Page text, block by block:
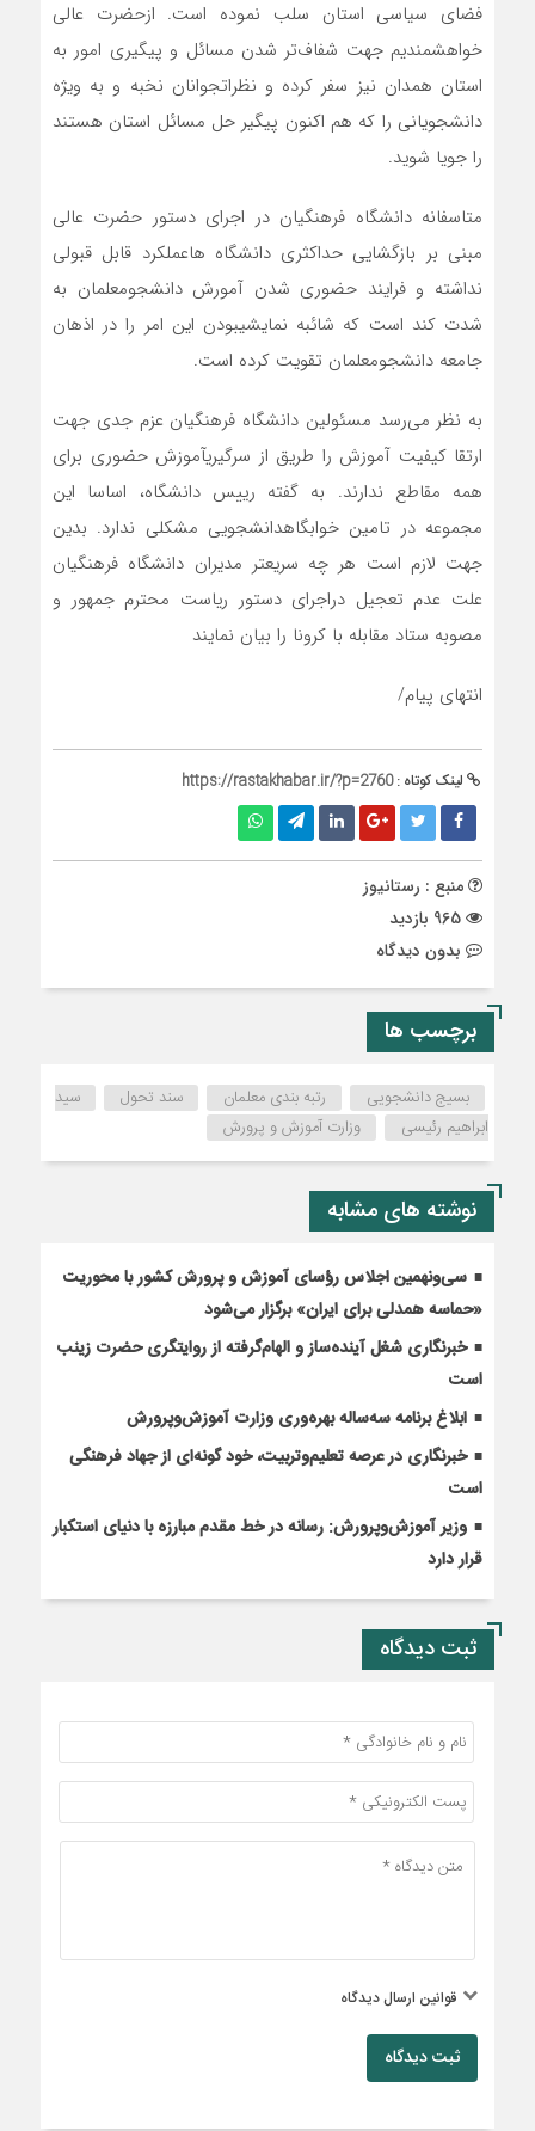
فضای سیاسی استان سلب نموده است. ازحضرت عالی
خواهشمندیم جهت شفاف‌تر شدن مسائل و پیگیری امور به
استان همدان نیز سفر کرده و نظراتجوانان نخبه و به ویژه
دانشجویانی را که هم اکنون پیگیر حل مسائل استان هستند
را جویا شوید.
متاسفانه دانشگاه فرهنگیان در اجرای دستور حضرت عالی
مبنی بر بازگشایی حداکثری دانشگاه هاعملکرد قابل قبولی
نداشته و فرایند حضوری شدن آمورش دانشجومعلمان به
شدت کند است که شائبه نمایشیبودن این امر را در اذهان
جامعه دانشجومعلمان تقویت کرده است.
به نظر می‌رسد مسئولین دانشگاه فرهنگیان عزم جدی جهت
ارتقا کیفیت آموزش را طریق از سرگیریآموزش حضوری برای
همه مقاطع ندارند. به گفته رییس دانشگاه، اساسا این
مجموعه در تامین خوابگاهدانشجویی مشکلی ندارد. بدین
جهت لازم است هر چه سریعتر مدیران دانشگاه فرهنگیان
علت عدم تعجیل دراجرای دستور ریاست محترم جمهور و
مصوبه ستاد مقابله با کرونا را بیان نمایند
انتهای پیام/
لینک کوتاه :https://rastakhabar.ir/?p=2760
منبع : رستانیوز
بدون دیدگاه
برچسب ها
بسیج دانشجویی رتبه بندی معلمان سند تحول
سید
ابراهیم رئیسی
وزارت آموزش و پرورش
نوشته های مشابه
سی‌ونهمین اجلاس رؤسای آموزش و پرورش کشور با محوریت
«حماسه همدلی برای ایران» برگزار می‌شود
خبرنگاری شغل آینده‌ساز و الهام‌گرفته از روایتگری حضرت زینب
است
ابلاغ برنامه سه‌ساله بهره‌وری وزارت آموزش‌وپرورش
خبرنگاری در عرصه تعلیم‌وتربیت، خود گونه‌ای از جهاد فرهنگی
است
وزیر آموزش‌وپرورش: رسانه در خط مقدم مبارزه با دنیای استکبار
قرار دارد
ثبت دیدگاه
قوانین ارسال دیدگاه
ثبت دیدگاه